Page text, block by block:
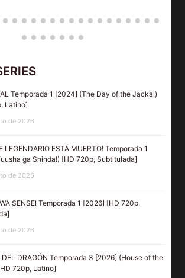
Temporada 1 [2024] (The Day of the Jackal)
Latino]
de 2026
LEGENDARIO ESTÁ MUERTO! Temporada 1
ga Shinda!) [HD 720p, Subtitulada]
de 2026
SENSEI Temporada 1 [2026] [HD 720p,
de 2026
DEL DRAGÓN Temporada 3 [2026] (House of the
720p, Latino]